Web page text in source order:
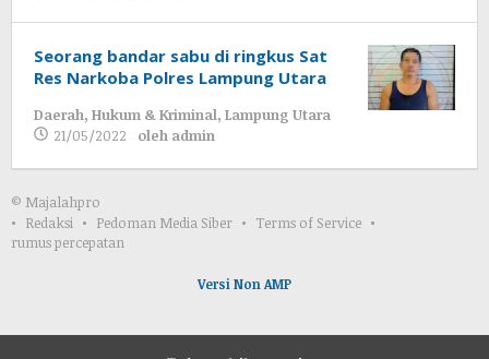
Seorang bandar sabu di ringkus Sat
Res Narkoba Polres Lampung Utara
Daerah, Hukum & Kriminal, Lampung Utara
21/05/2022
oleh admin
© Majalahpro
Redaksi
Pedoman Media Siber
Terms of Service
rumus percepatan
Versi Non AMP